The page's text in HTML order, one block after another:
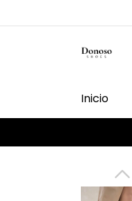
Inicio